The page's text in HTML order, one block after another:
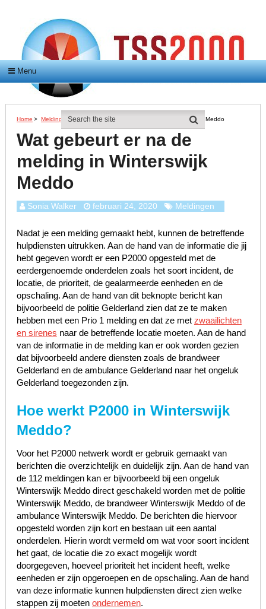
Menu
Home > Meldingen > Wat Gebeurt Er Na De Melding In Winterswijk Meddo
Wat gebeurt er na de
melding in Winterswijk
Meddo
Sonia Walker februari 24, 2020 Meldingen
Nadat je een melding gemaakt hebt, kunnen de betreffende
hulpdiensten uitrukken. Aan de hand van de informatie die jij
hebt gegeven wordt er een P2000 opgesteld met de
eerdergenoemde onderdelen zoals het soort incident, de
locatie, de prioriteit, de gealarmeerde eenheden en de
opschaling. Aan de hand van dit beknopte bericht kan
bijvoorbeeld de politie Gelderland zien dat ze te maken
hebben met een Prio 1 melding en dat ze met zwaailichten
en sirenes naar de betreffende locatie moeten. Aan de hand
van de informatie in de melding kan er ook worden gezien
dat bijvoorbeeld andere diensten zoals de brandweer
Gelderland en de ambulance Gelderland naar het ongeluk
Gelderland toegezonden zijn.
Hoe werkt P2000 in Winterswijk
Meddo?
Voor het P2000 netwerk wordt er gebruik gemaakt van
berichten die overzichtelijk en duidelijk zijn. Aan de hand van
de 112 meldingen kan er bijvoorbeeld bij een ongeluk
Winterswijk Meddo direct geschakeld worden met de politie
Winterswijk Meddo, de brandweer Winterswijk Meddo of de
ambulance Winterswijk Meddo. De berichten die hiervoor
opgesteld worden zijn kort en bestaan uit een aantal
onderdelen. Hierin wordt vermeld om wat voor soort incident
het gaat, de locatie die zo exact mogelijk wordt
doorgegeven, hoeveel prioriteit het incident heeft, welke
eenheden er zijn opgeroepen en de opschaling. Aan de hand
van deze informatie kunnen hulpdiensten direct zien welke
stappen zij moeten ondernemen.